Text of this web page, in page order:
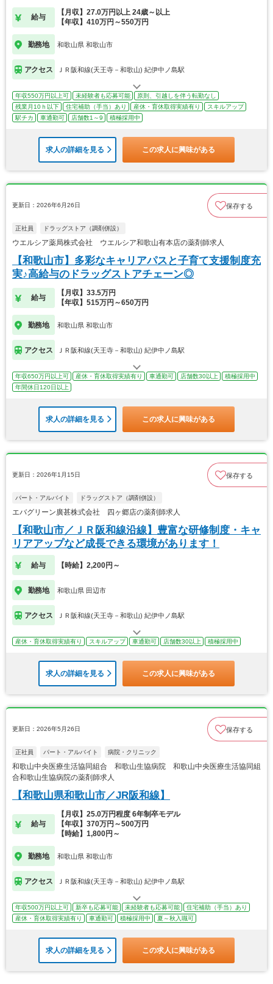
給与
【月収】27.0万円以上 24歳～以上
【年収】410万円～550万円
勤務地 和歌山県 和歌山市
アクセス ＪＲ阪和線(天王寺－和歌山) 紀伊中ノ島駅
年収550万円以上可 未経験者も応募可能
原則、引越しを伴う転勤なし
残業月10ｈ以下
住宅補助（手当）あり 産休・育休取得実績有り
スキルアップ
駅チカ
車通勤可 店舗数1～9 積極採用中
求人の詳細を見る この求人に興味がある
更新日：2026年6月26日 保存する
正社員 ドラッグストア（調剤併設）
ウエルシア薬局株式会社 ウエルシア和歌山有本店の薬剤師求人
【和歌山市】多彩なキャリアパスと子育て支援制度充
実♪高給与のドラッグストアチェーン◎
給与
【月収】33.5万円
【年収】515万円～650万円
勤務地 和歌山県 和歌山市
アクセス ＪＲ阪和線(天王寺－和歌山) 紀伊中ノ島駅
年収650万円以上可 産休・育休取得実績有り 車通勤可 店舗数30以上
積極採用中
年間休日120日以上
求人の詳細を見る この求人に興味がある
更新日：2026年1月15日 保存する
パート・アルバイト ドラッグストア（調剤併設）
エバグリーン廣甚株式会社 四ヶ郷店の薬剤師求人
【和歌山市／ＪＲ阪和線沿線】豊富な研修制度・キャ
リアアップなど成長できる環境があります！
給与 【時給】2,200円～
勤務地 和歌山県 田辺市
アクセス ＪＲ阪和線(天王寺－和歌山) 紀伊中ノ島駅
産休・育休取得実績有り スキルアップ 車通勤可 店舗数30以上 積極採用中
求人の詳細を見る この求人に興味がある
更新日：2026年5月26日 保存する
正社員 パート・アルバイト 病院・クリニック
和歌山中央医療生活協同組合 和歌山生協病院 和歌山中央医療生活協同組
合和歌山生協病院の薬剤師求人
【和歌山県和歌山市／JR阪和線】
給与
【月収】25.0万円程度 6年制卒モデル
【年収】370万円～500万円
【時給】1,800円～
勤務地 和歌山県 和歌山市
アクセス ＪＲ阪和線(天王寺－和歌山) 紀伊中ノ島駅
年収500万円以上可 新卒も応募可能 未経験者も応募可能
住宅補助（手当）あり
産休・育休取得実績有り
車通勤可 積極採用中 夏～秋入職可
求人の詳細を見る この求人に興味がある